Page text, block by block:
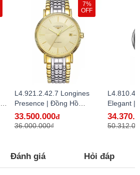
7%
OFF
L4.921.2.42.7 Longines
Presence | Đồng Hồ
Longines Chính Hãng Bán
Lẻ Tại VN
33.500.000đ
36.000.000₫
Elegant |
Longines
Lẻ Tại VN
Đánh giá Hỏi đáp